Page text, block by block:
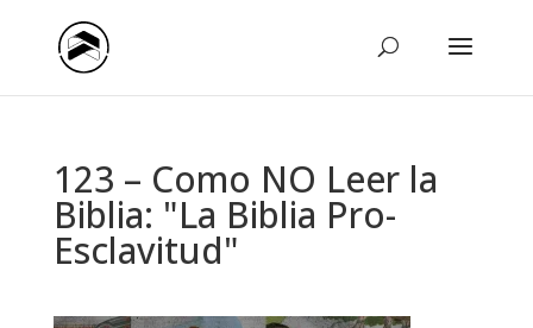
123 – Como NO Leer la
Biblia: "La Biblia Pro-
Esclavitud"